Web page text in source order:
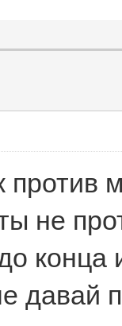
не
конца
давай